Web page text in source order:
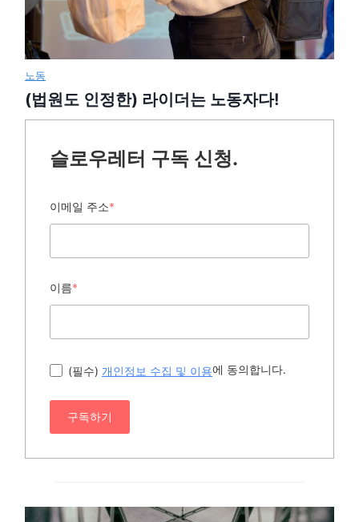
노동
(법원도 인정한) 라이더는 노동자다!
슬로우레터 구독 신청.
이메일 주소*
이름*
(필수) 개인정보 수집 및 이용에 동의합니다.
구독하기